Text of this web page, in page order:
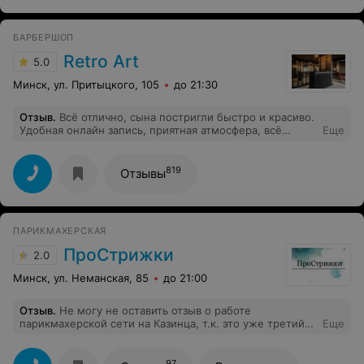
БАРБЕРШОП
5.0 Retro Art
Минск, ул. Притыцкого, 105 до 21:30
Отзыв. Всё отлично, сына постригли быстро и красиво.
Удобная онлайн запись, приятная атмосфера, всё
Еще
Отзывы819
ПАРИКМАХЕРСКАЯ
2.0 ПроСтрижки
Минск, ул. Неманская, 85 до 21:00
Отзыв. Не могу не оставить отзыв о работе
парикмахерской сети на Казинца, т.к. это уже третий
постригла так коротко, что хотелось плакать и ходить в
Еще